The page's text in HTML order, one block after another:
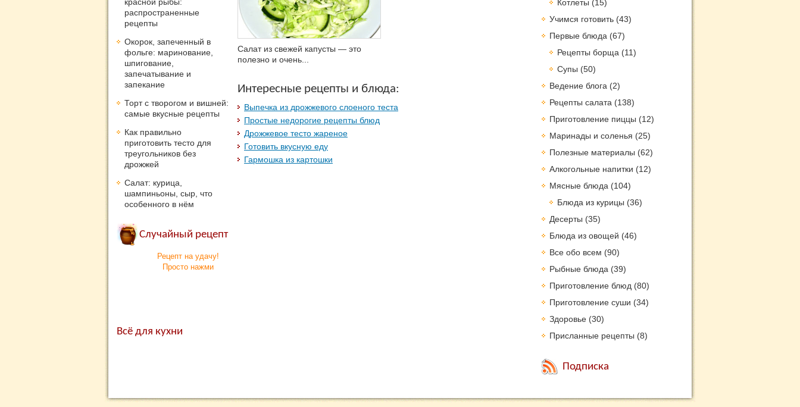
Салат из свежей капусты — это
полезно и очень...
Интересные рецепты и блюда:
Выпечка из дрожжевого слоеного теста
Простые недорогие рецепты блюд
Дрожжевое тесто жареное
Готовить вкусную еду
Гармошка из картошки
распространенные
рецепты
Окорок, запеченный в
фольге: маринование,
шпигование,
запечатывание и
запекание
Торт с творогом и вишней:
самые вкусные рецепты
Как правильно
приготовить тесто для
треугольников без
дрожжей
Салат: курица,
шампиньоны, сыр, что
особенного в нём
Случайный рецепт
Рецепт на удачу!
Просто нажми
Всё для кухни
Котлеты (15)
Учимся готовить (43)
Первые блюда (67)
Рецепты борща (11)
Супы (50)
Ведение блога (2)
Рецепты салата (138)
Приготовление пиццы (12)
Маринады и соленья (25)
Полезные материалы (62)
Алкогольные напитки (12)
Мясные блюда (104)
Блюда из курицы (36)
Десерты (35)
Блюда из овощей (46)
Все обо всем (90)
Рыбные блюда (39)
Приготовление блюд (80)
Приготовление суши (34)
Здоровье (30)
Присланные рецепты (8)
Подписка